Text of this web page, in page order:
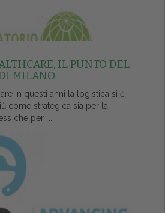
IL PUNTO DEL
MILANO
in questi anni la logistica si č
come strategica sia per la
che per il...